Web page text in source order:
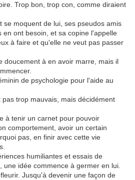
Trop bon, trop con, comme diraient
se moquent de lui, ses pseudos amis
en ont besoin, et sa copine l'appelle
à faire et qu'elle ne veut pas passer
doucement à en avoir marre, mais il
de psychologie pour l'aide au
trop mauvais, mais décidément
à tenir un carnet pour pouvoir
comportement, avoir un certain
pas, en finir avec cette vie
humiliantes et essais de
une idée commence à germer en lui.
Jusqu'à devenir une façon de